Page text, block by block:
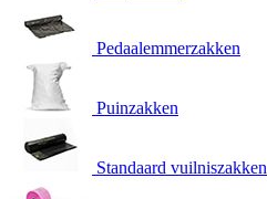
Pedaalemmerzakken
Puinzakken
Standaard vuilniszakken